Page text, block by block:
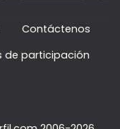
Contáctenos
de participación